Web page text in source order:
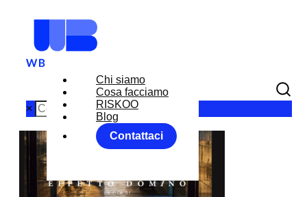
Chi siamo
Cosa facciamo
RISKOO
Blog
Contattaci
×